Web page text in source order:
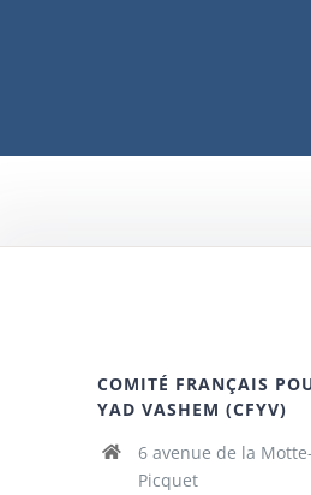
COMITÉ FRANÇAIS
YAD VASHEM (CFYV)
6 avenue de la Motte-
Picquet